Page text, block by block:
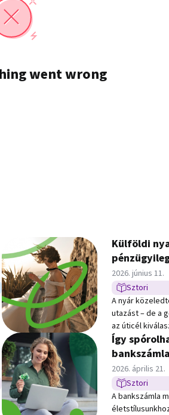
Külföldi
Közzétéve:
2026. június 11.
Sztori
Sztori típusú
A nyár
utazást – de a
az úticél
legalább
Bank friss
készül
élményekre.
Így
Közzétéve:
2026. április 21.
Sztori
Sztori típusú
A bankszámla